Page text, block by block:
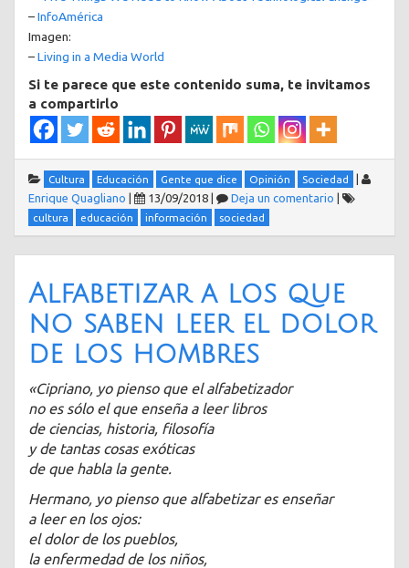
–InfoAmérica
Imagen:
–Living in a Media World
Si te parece que este contenido suma, te invitamos
a compartirlo
Cultura Educación Gente que dice Opinión Sociedad
Enrique Quagliano
13/09/2018 Deja un comentario
cultura educación información sociedad
Alfabetizar a los que
no saben leer el dolor
de los hombres
«Cipriano, yo pienso que el alfabetizador
no es sólo el que enseña a leer libros
de ciencias, historia, filosofía
y de tantas cosas exóticas
de que habla la gente.
Hermano, yo pienso que alfabetizar es enseñar
a leer en los ojos:
el dolor de los pueblos,
la enfermedad de los niños,